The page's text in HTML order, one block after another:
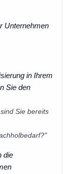
Unternehmen
in Ihrem
Sie den
Sie bereits
die